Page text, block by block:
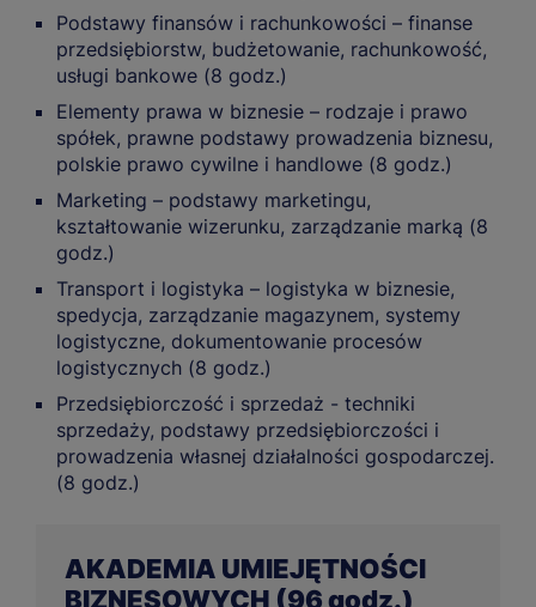
Podstawy finansów i rachunkowości – finanse
przedsiębiorstw, budżetowanie, rachunkowość,
usługi bankowe (8 godz.)
Elementy prawa w biznesie – rodzaje i prawo
spółek, prawne podstawy prowadzenia biznesu,
polskie prawo cywilne i handlowe (8 godz.)
Marketing – podstawy marketingu,
kształtowanie wizerunku, zarządzanie marką (8
godz.)
Transport i logistyka – logistyka w biznesie,
spedycja, zarządzanie magazynem, systemy
logistyczne, dokumentowanie procesów
logistycznych (8 godz.)
Przedsiębiorczość i sprzedaż - techniki
sprzedaży, podstawy przedsiębiorczości i
prowadzenia własnej działalności gospodarczej.
(8 godz.)
AKADEMIA UMIEJĘTNOŚCI
BIZNESOWYCH (96 godz.)